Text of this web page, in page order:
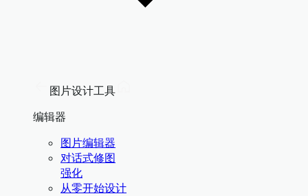
图片设计工具
编辑器
图片编辑器
对话式修图
强化
从零开始设计